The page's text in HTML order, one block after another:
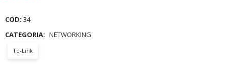
COD: 34
CATEGORIA: NETWORKING
Tp-Link